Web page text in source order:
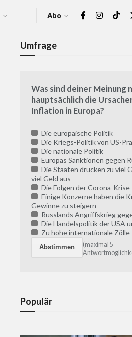
Abo
Umfrage
Was sind deiner Meinung
hauptsächlich die
Inflation in Europa?
Die europäische Politik
Die Kriegs-Politik von US-
Die nationale Politik
Europas Sanktionen gegen
Die Staaten drucken zu viel
viel Geld aus
Die Folgen der Corona-Krise
Einige Konzerne haben die
Gewinne zu steigern
Russlands Angriffskrieg
Die Handelspolitik der USA
Zu hohe internationale Zölle
(maximal 5
Populär